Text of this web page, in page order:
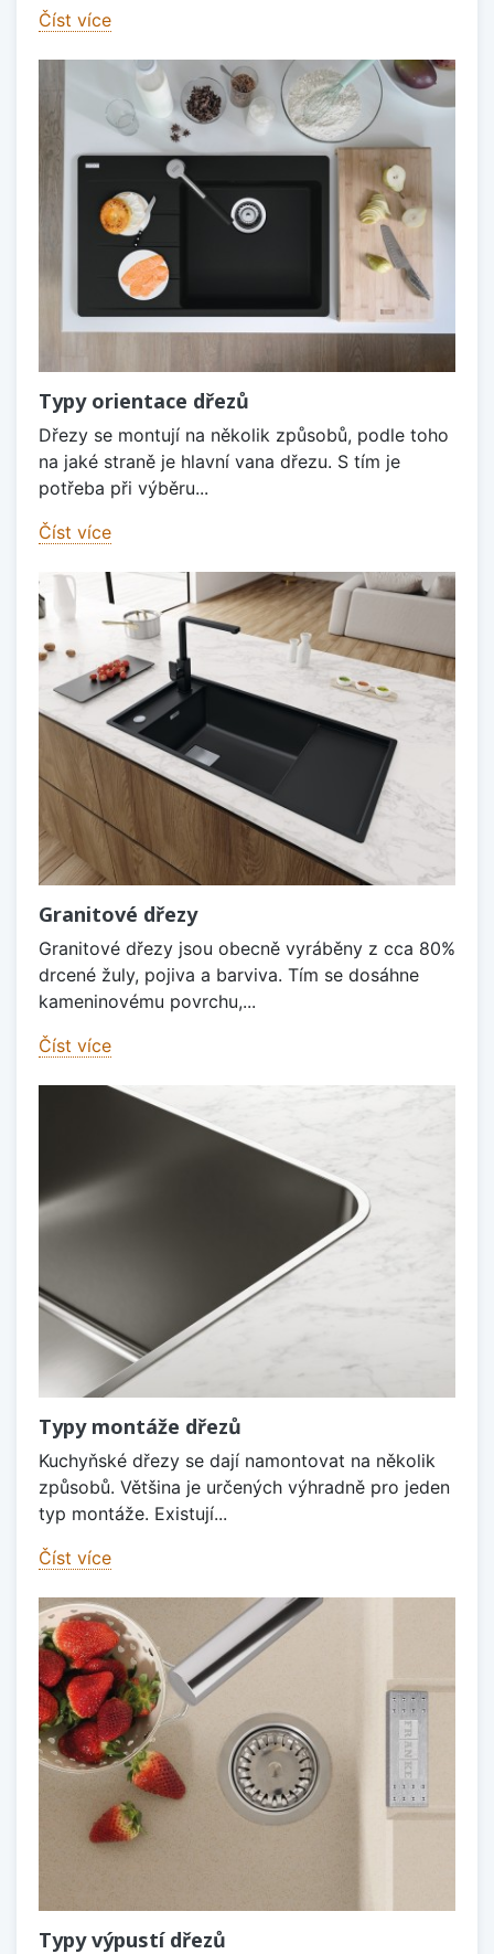
Číst více
Typy orientace dřezů
Dřezy se montují na několik způsobů, podle toho
na jaké straně je hlavní vana dřezu. S tím je
potřeba při výběru...
Číst více
Granitové dřezy
Granitové dřezy jsou obecně vyráběny z cca 80%
drcené žuly, pojiva a barviva. Tím se dosáhne
kameninovému povrchu,...
Číst více
Typy montáže dřezů
Kuchyňské dřezy se dají namontovat na několik
způsobů. Většina je určených výhradně pro jeden
typ montáže. Existují...
Číst více
Typy výpustí dřezů